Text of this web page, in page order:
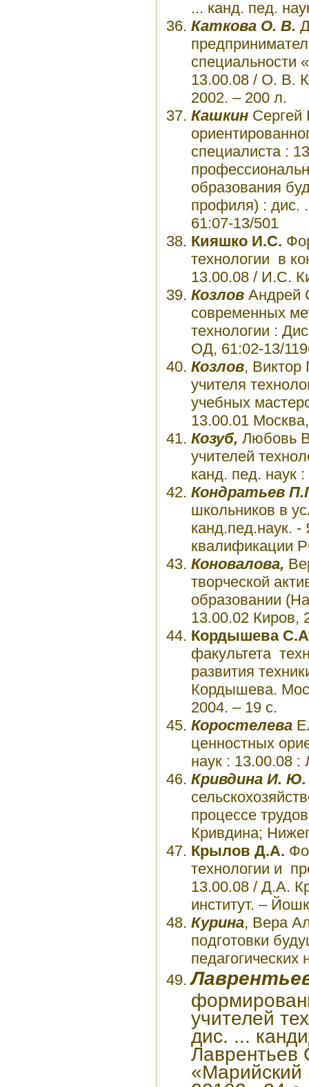
... канд. пед.
Каткова О. В.
специальности
13.00.08 / О. В.
2002. – 200 л.
Кашкин Сергей
специалиста :
образования
профиля) : дис.
61:07-13/501
Кияшко И.С.
технологии в
13.00.08 / И.С.
Козлов Андрей
современных
технологии :
ОД, 61:02-13/
Козлов, Виктор
учителя
учебных
13.00.01
Козуб, Любовь
учителей
канд. пед. наук
Кондратьев
школьников в
канд.пед.наук. -
квалификации
Коновалова,
творческой
образовании
13.00.02 Киров,
Кордышева
факультета
развития
Кордышева.
2004. – 19 с.
Коростелева
ценностных
наук : 13.00.08
Кривдина И. Ю.
процессе
Кривдина;
Крылов Д.А.
технологии и
13.00.08 / Д.А.
институт. –
Курина, Вера
подготовки
учителей
дис. ...
«Марийский